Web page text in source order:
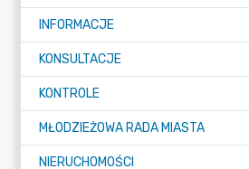
INFORMACJE
KONSULTACJE
KONTROLE
MŁODZIEŻOWA RADA MIASTA
NIERUCHOMOŚCI